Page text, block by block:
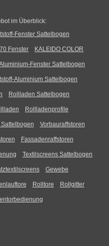
im Überblick:
Fenster Sattelbogen
Fenster KALEIDO COLOR
Fenster Sattelbogen
Aluminium Sattelbogen
Rollladen Sattelbogen
Rollladenprofile
Vorbauraffstoren
Fassadenraffstoren
Textilscreens Sattelbogen
Gewebe
Rolltore Rollgitter